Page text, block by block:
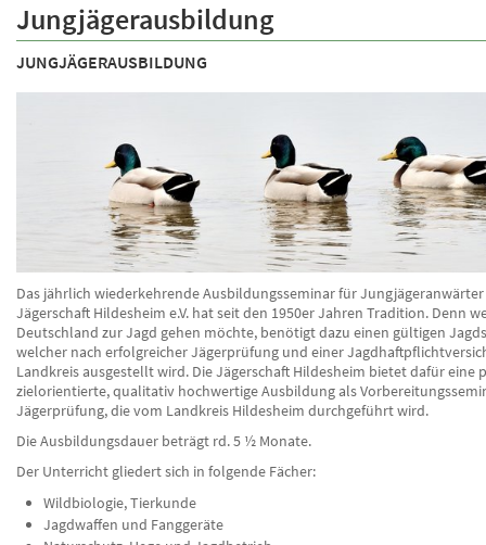
Jungjägerausbildung
JUNGJÄGERAUSBILDUNG
Das jährlich wiederkehrende Ausbildungsseminar für
Jägerschaft Hildesheim e.V. hat seit den 1950er Jahren Tradition. Denn
Deutschland zur Jagd gehen möchte, benötigt dazu einen gültigen
welcher nach erfolgreicher Jägerprüfung und einer
Landkreis ausgestellt wird. Die Jägerschaft Hildesheim bietet dafür eine
zielorientierte, qualitativ hochwertige Ausbildung als
Jägerprüfung, die vom Landkreis Hildesheim durchgeführt wird.
Die Ausbildungsdauer beträgt rd. 5 ½ Monate.
Der Unterricht gliedert sich in folgende Fächer:
Wildbiologie, Tierkunde
Jagdwaffen und Fanggeräte